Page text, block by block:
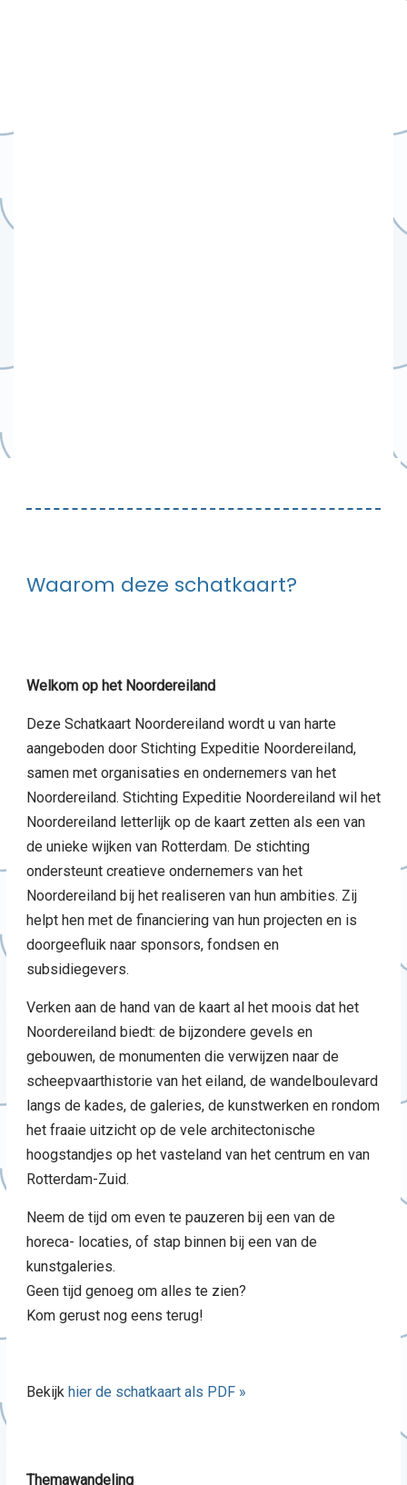
Waarom deze schatkaart?
Welkom op het Noordereiland
Deze Schatkaart Noordereiland wordt u van harte
aangeboden door Stichting Expeditie Noordereiland,
samen met organisaties en ondernemers van het
Noordereiland. Stichting Expeditie Noordereiland wil het
Noordereiland letterlijk op de kaart zetten als een van
de unieke wijken van Rotterdam. De stichting
ondersteunt creatieve ondernemers van het
Noordereiland bij het realiseren van hun ambities. Zij
helpt hen met de financiering van hun projecten en is
doorgeefluik naar sponsors, fondsen en
subsidiegevers.
Verken aan de hand van de kaart al het moois dat het
Noordereiland biedt: de bijzondere gevels en
gebouwen, de monumenten die verwijzen naar de
scheepvaarthistorie van het eiland, de wandelboulevard
langs de kades, de galeries, de kunstwerken en rondom
het fraaie uitzicht op de vele architectonische
hoogstandjes op het vasteland van het centrum en van
Rotterdam-Zuid.
Neem de tijd om even te pauzeren bij een van de
horeca- locaties, of stap binnen bij een van de
kunstgaleries.
Geen tijd genoeg om alles te zien?
Kom gerust nog eens terug!
Bekijk hier de schatkaart als PDF »
Themawandeling